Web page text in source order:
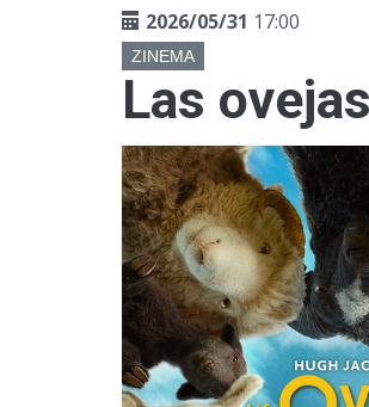
2026/05/31 17:00
ZINEMA
Las